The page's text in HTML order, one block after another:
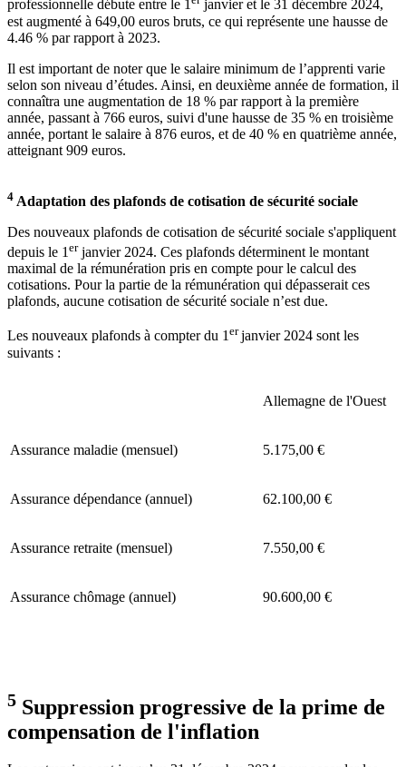
professionnelle débute entre le 1
janvier et le 31 décembre 2024,
est augmenté à 649,00 euros bruts, ce qui représente une hausse de
4.46 % par rapport à 2023.
Il est important de noter que le salaire minimum de l’apprenti varie
selon son niveau d’études. Ainsi, en deuxième année de formation, il
connaîtra une augmentation de 18 % par rapport à la première
année, passant à 766 euros, suivi d'une hausse de 35 % en troisième
année, portant le salaire à 876 euros, et de 40 % en quatrième année,
atteignant 909 euros.
4 Adaptation des plafonds de cotisation de sécurité sociale
Des nouveaux plafonds de cotisation de sécurité sociale s'appliquent
depuis le 1 erjanvier 2024. Ces plafonds déterminent le montant
maximal de la rémunération pris en compte pour le calcul des
cotisations. Pour la partie de la rémunération qui dépasserait ces
plafonds, aucune cotisation de sécurité sociale n’est due.
Les nouveaux plafonds à compter du 1erjanvier 2024 sont les
suivants :
Allemagne de l'Ouest
Assurance maladie (mensuel) 5.175,00 €
Assurance dépendance (annuel) 62.100,00 €
Assurance retraite (mensuel) 7.550,00 €
Assurance chômage (annuel) 90.600,00 €
5 Suppression progressive de la prime de
compensation de l'inflation